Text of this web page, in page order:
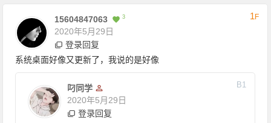
15604847063 3
2020年5月29日
1 F
登录回复
系统桌面好像又更新了，我说的是好像
叼同学
2020年5月29日
B1
登录回复